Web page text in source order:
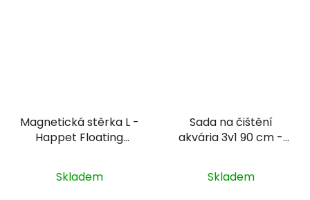
Magnetická stěrka L -
Happet Floating
Skladem
Sada na čištění
akvária 3v1 90 cm -
Skladem